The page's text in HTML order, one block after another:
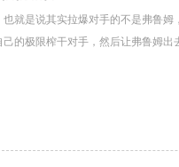
就是说其实拉爆对手的不是弗鲁姆
的极限榨干对手，然后让弗鲁姆出